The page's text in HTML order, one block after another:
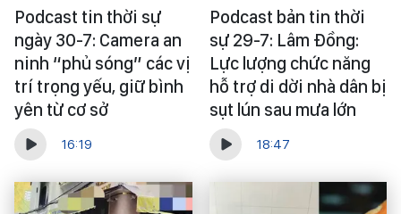
Podcast tin thời sự
ngày 30-7: Camera an
ninh “phủ sóng” các vị
trí trọng yếu, giữ bình
yên từ cơ sở
16:19
Podcast bản tin thời
sự 29-7: Lâm Đồng:
Lực lượng chức năng
hỗ trợ di dời nhà dân bị
sụt lún sau mưa lớn
18:47